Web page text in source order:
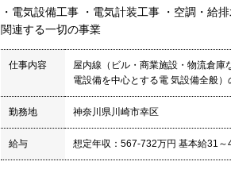
・電気設備工事 ・電気計装工事 ・空調・給
関連する一切の事業
仕事内容
屋内線（ビル・商業施設・物流倉
電設備を中心とする電 気設備全般
勤務地 神奈川県川崎市幸区
給与 想定年収：567-732万円 基本給31